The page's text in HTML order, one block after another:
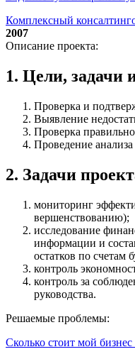
Комплексный
2007
Описание проекта:
1. Цели, задачи
Проверка и
Выявление
Проверка
Проведение
2. Задачи
мониторинг
вершенствованию);
исследование
информации и
остатков по счетам
контроль
контроль за
руководства.
Решаемые проблемы:
Сколько стоит мой